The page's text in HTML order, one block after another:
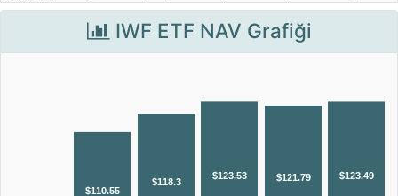
IWF ETF NAV Grafiği